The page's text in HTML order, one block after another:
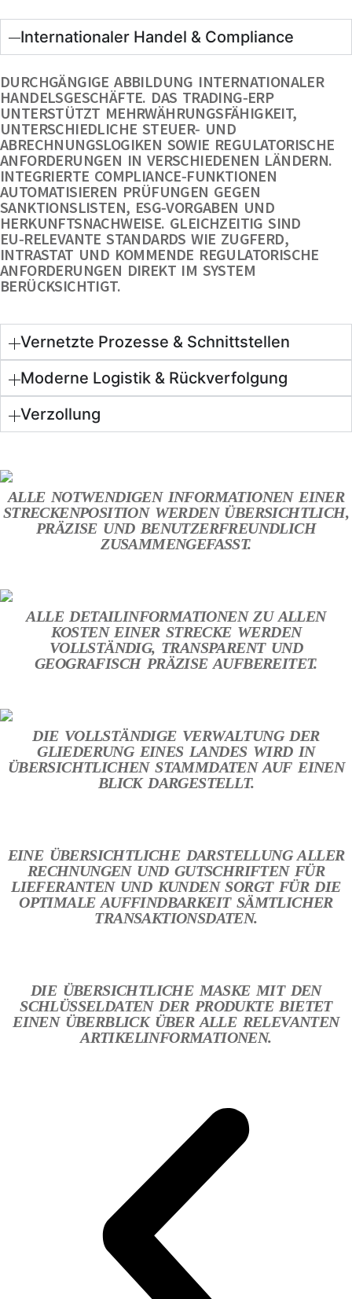
Internationaler Handel & Compliance
DURCHGÄNGIGE ABBILDUNG INTERNATIONALER
HANDELSGESCHÄFTE. DAS TRADING‑ERP
UNTERSTÜTZT MEHRWÄHRUNGSFÄHIGKEIT,
UNTERSCHIEDLICHE STEUER‑ UND
ABRECHNUNGSLOGIKEN SOWIE REGULATORISCHE
ANFORDERUNGEN IN VERSCHIEDENEN LÄNDERN.
INTEGRIERTE COMPLIANCE‑FUNKTIONEN
AUTOMATISIEREN PRÜFUNGEN GEGEN
SANKTIONSLISTEN, ESG‑VORGABEN UND
HERKUNFTSNACHWEISE. GLEICHZEITIG SIND
EU‑RELEVANTE STANDARDS WIE ZUGFERD,
INTRASTAT UND KOMMENDE REGULATORISCHE
ANFORDERUNGEN DIREKT IM SYSTEM
BERÜCKSICHTIGT.
Vernetzte Prozesse & Schnittstellen
Moderne Logistik & Rückverfolgung
Verzollung
ALLE NOTWENDIGEN INFORMATIONEN EINER
STRECKENPOSITION WERDEN ÜBERSICHTLICH,
PRÄZISE UND BENUTZERFREUNDLICH
ZUSAMMENGEFASST.
ALLE DETAILINFORMATIONEN ZU ALLEN
KOSTEN EINER STRECKE WERDEN
VOLLSTÄNDIG, TRANSPARENT UND
GEOGRAFISCH PRÄZISE AUFBEREITET.
DIE VOLLSTÄNDIGE VERWALTUNG DER
GLIEDERUNG EINES LANDES WIRD IN
ÜBERSICHTLICHEN STAMMDATEN AUF EINEN
BLICK DARGESTELLT.
EINE ÜBERSICHTLICHE DARSTELLUNG ALLER
RECHNUNGEN UND GUTSCHRIFTEN FÜR
LIEFERANTEN UND KUNDEN SORGT FÜR DIE
OPTIMALE AUFFINDBARKEIT SÄMTLICHER
TRANSAKTIONSDATEN.
DIE ÜBERSICHTLICHE MASKE MIT DEN
SCHLÜSSELDATEN DER PRODUKTE BIETET
EINEN ÜBERBLICK ÜBER ALLE RELEVANTEN
ARTIKELINFORMATIONEN.